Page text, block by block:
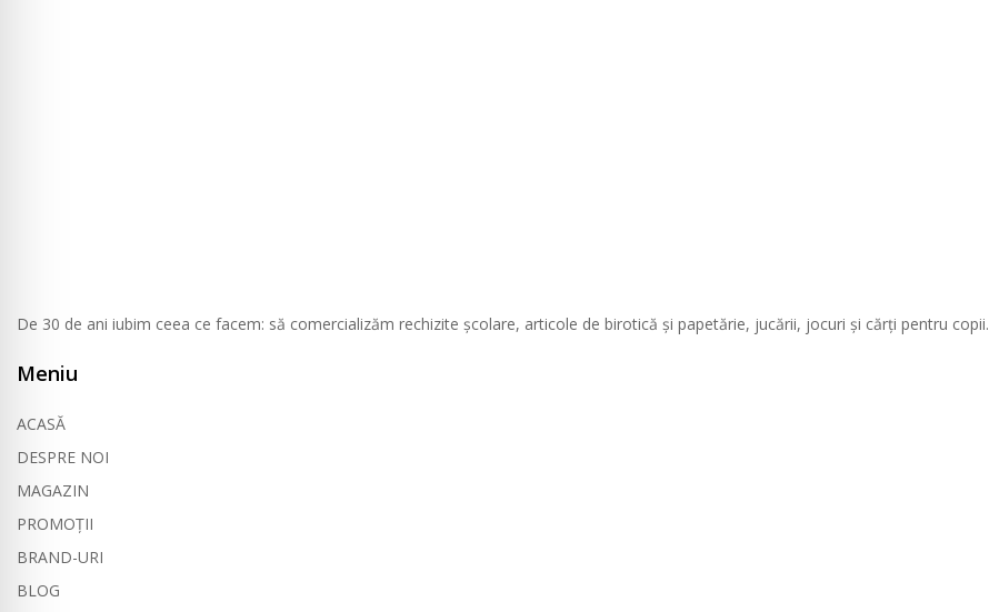
De 30 de ani iubim ceea ce facem: să comercializăm rechizite școlare, articole de birotică și papetărie, jucării, jocuri și cărți pentru copii.
Meniu
ACASĂ
DESPRE NOI
MAGAZIN
PROMOȚII
BRAND-URI
BLOG